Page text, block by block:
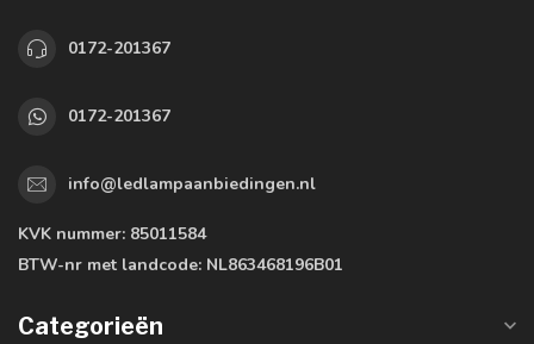
0172-201367
0172-201367
info@ledlampaanbiedingen.nl
KVK nummer: 85011584
BTW-nr met landcode: NL863468196B01
Categorieën